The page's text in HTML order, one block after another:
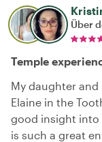
Über
Temple
My daughter
Elaine in the
good insight into
is such a great